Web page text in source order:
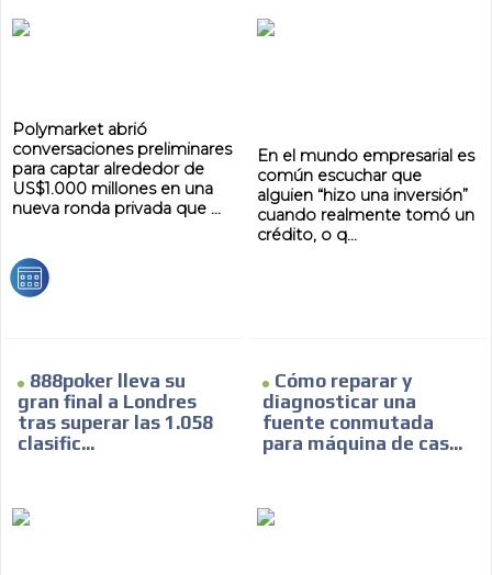
Polymarket abrió
conversaciones preliminares
para captar alrededor de
US$1.000 millones en una
nueva ronda privada que ...
En el mundo empresarial es
común escuchar que
alguien “hizo una inversión”
cuando realmente tomó un
crédito, o q...
888poker lleva su
gran final a Londres
tras superar las 1.058
clasific...
Cómo reparar y
diagnosticar una
fuente conmutada
para máquina de cas...